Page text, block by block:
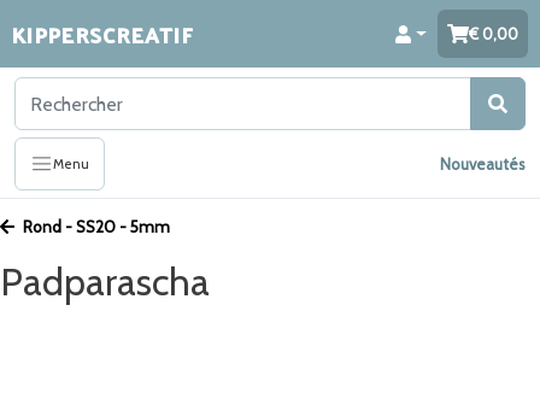
KIPPERSCREATIF 0,00
Menu Nouveautés
Rond - SS20 - 5mm
Padparascha